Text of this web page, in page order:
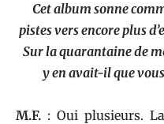
Cet album sonne
pistes vers encore plus
Sur la quarantaine de
y en avait-il que
M.F. : Oui plusieurs.